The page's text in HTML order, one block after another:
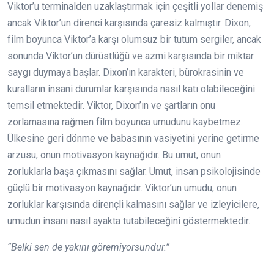
Viktor’u terminalden uzaklaştırmak için çeşitli yollar denemiş
ancak Viktor’un direnci karşısında çaresiz kalmıştır. Dixon,
film boyunca Viktor’a karşı olumsuz bir tutum sergiler, ancak
sonunda Viktor’un dürüstlüğü ve azmi karşısında bir miktar
saygı duymaya başlar. Dixon’ın karakteri, bürokrasinin ve
kuralların insani durumlar karşısında nasıl katı olabileceğini
temsil etmektedir. Viktor, Dixon’ın ve şartların onu
zorlamasına rağmen film boyunca umudunu kaybetmez.
Ülkesine geri dönme ve babasının vasiyetini yerine getirme
arzusu, onun motivasyon kaynağıdır. Bu umut, onun
zorluklarla başa çıkmasını sağlar. Umut, insan psikolojisinde
güçlü bir motivasyon kaynağıdır. Viktor’un umudu, onun
zorluklar karşısında dirençli kalmasını sağlar ve izleyicilere,
umudun insanı nasıl ayakta tutabileceğini göstermektedir.
“Belki sen de yakını göremiyorsundur.”